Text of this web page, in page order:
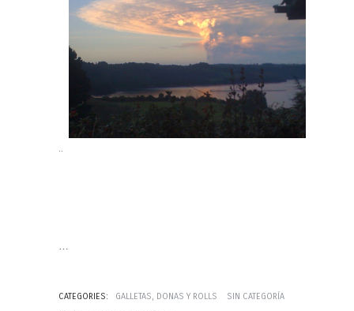
..
…
CATEGORIES: GALLETAS, DONAS Y ROLLS
SIN CATEGORÍA